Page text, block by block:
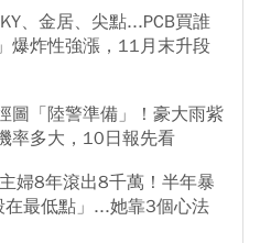
、金居、尖點...PCB買誰
爆炸性強漲，11月末升段
圖「陸警準備」！豪大雨紫
率多大，10日報先看
婦8年滾出8千萬！半年暴
最低點」...她靠3個心法